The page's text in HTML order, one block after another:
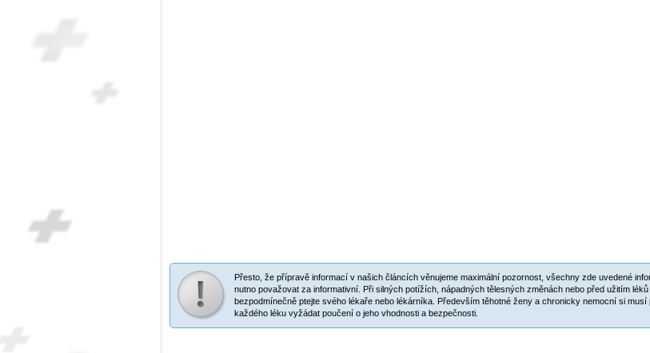
Přesto, že přípravě informací v našich článcích věnujeme maximální pozornost, všechny zde uvedené
nutno považovat za informativní. Při silných potížích, nápadných tělesných změnách nebo před užitím
bezpodmínečně ptejte svého lékaře nebo lékárníka. Především těhotné ženy a chronicky nemocní si musí
každého léku vyžádat poučení o jeho vhodnosti a bezpečnosti.